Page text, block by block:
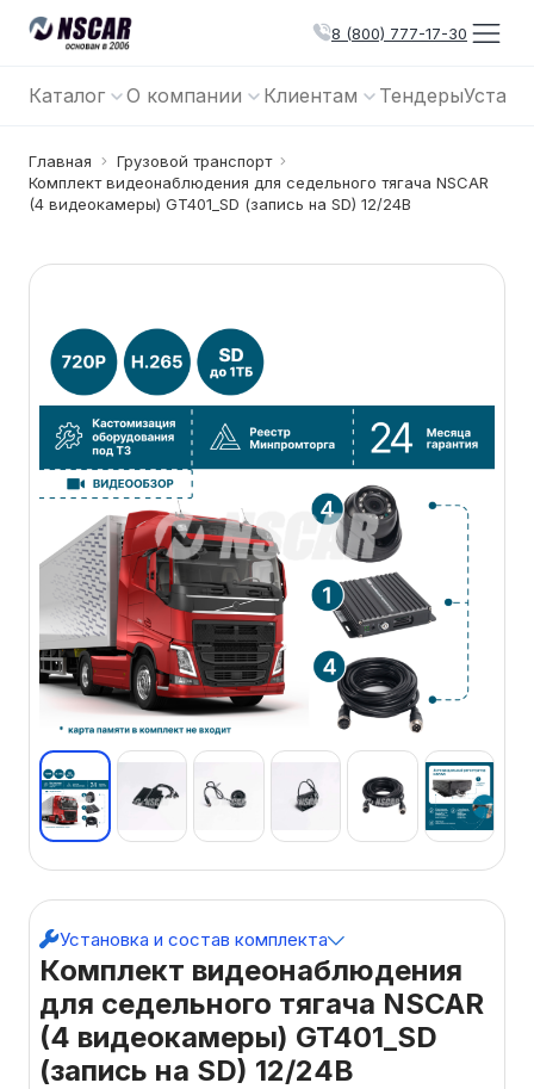
8 (800) 777-17-30
Каталог О компании Клиентам Тендеры
Главная
Грузовой транспорт
Комплект видеонаблюдения для седельного тягача NSCAR
(4 видеокамеры) GT401_SD (запись на SD) 12/24В
Комплект видеонаблюдения
для седельного тягача NSCAR
(4 видеокамеры) GT401_SD
(запись на SD) 12/24В
Установка и состав комплекта